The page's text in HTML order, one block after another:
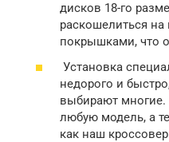
дисков 18-го
раскошелиться
покрышками, что
Установка
недорого и
выбирают многие.
любую модель, а
как наш